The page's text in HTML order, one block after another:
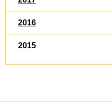
2016
2015